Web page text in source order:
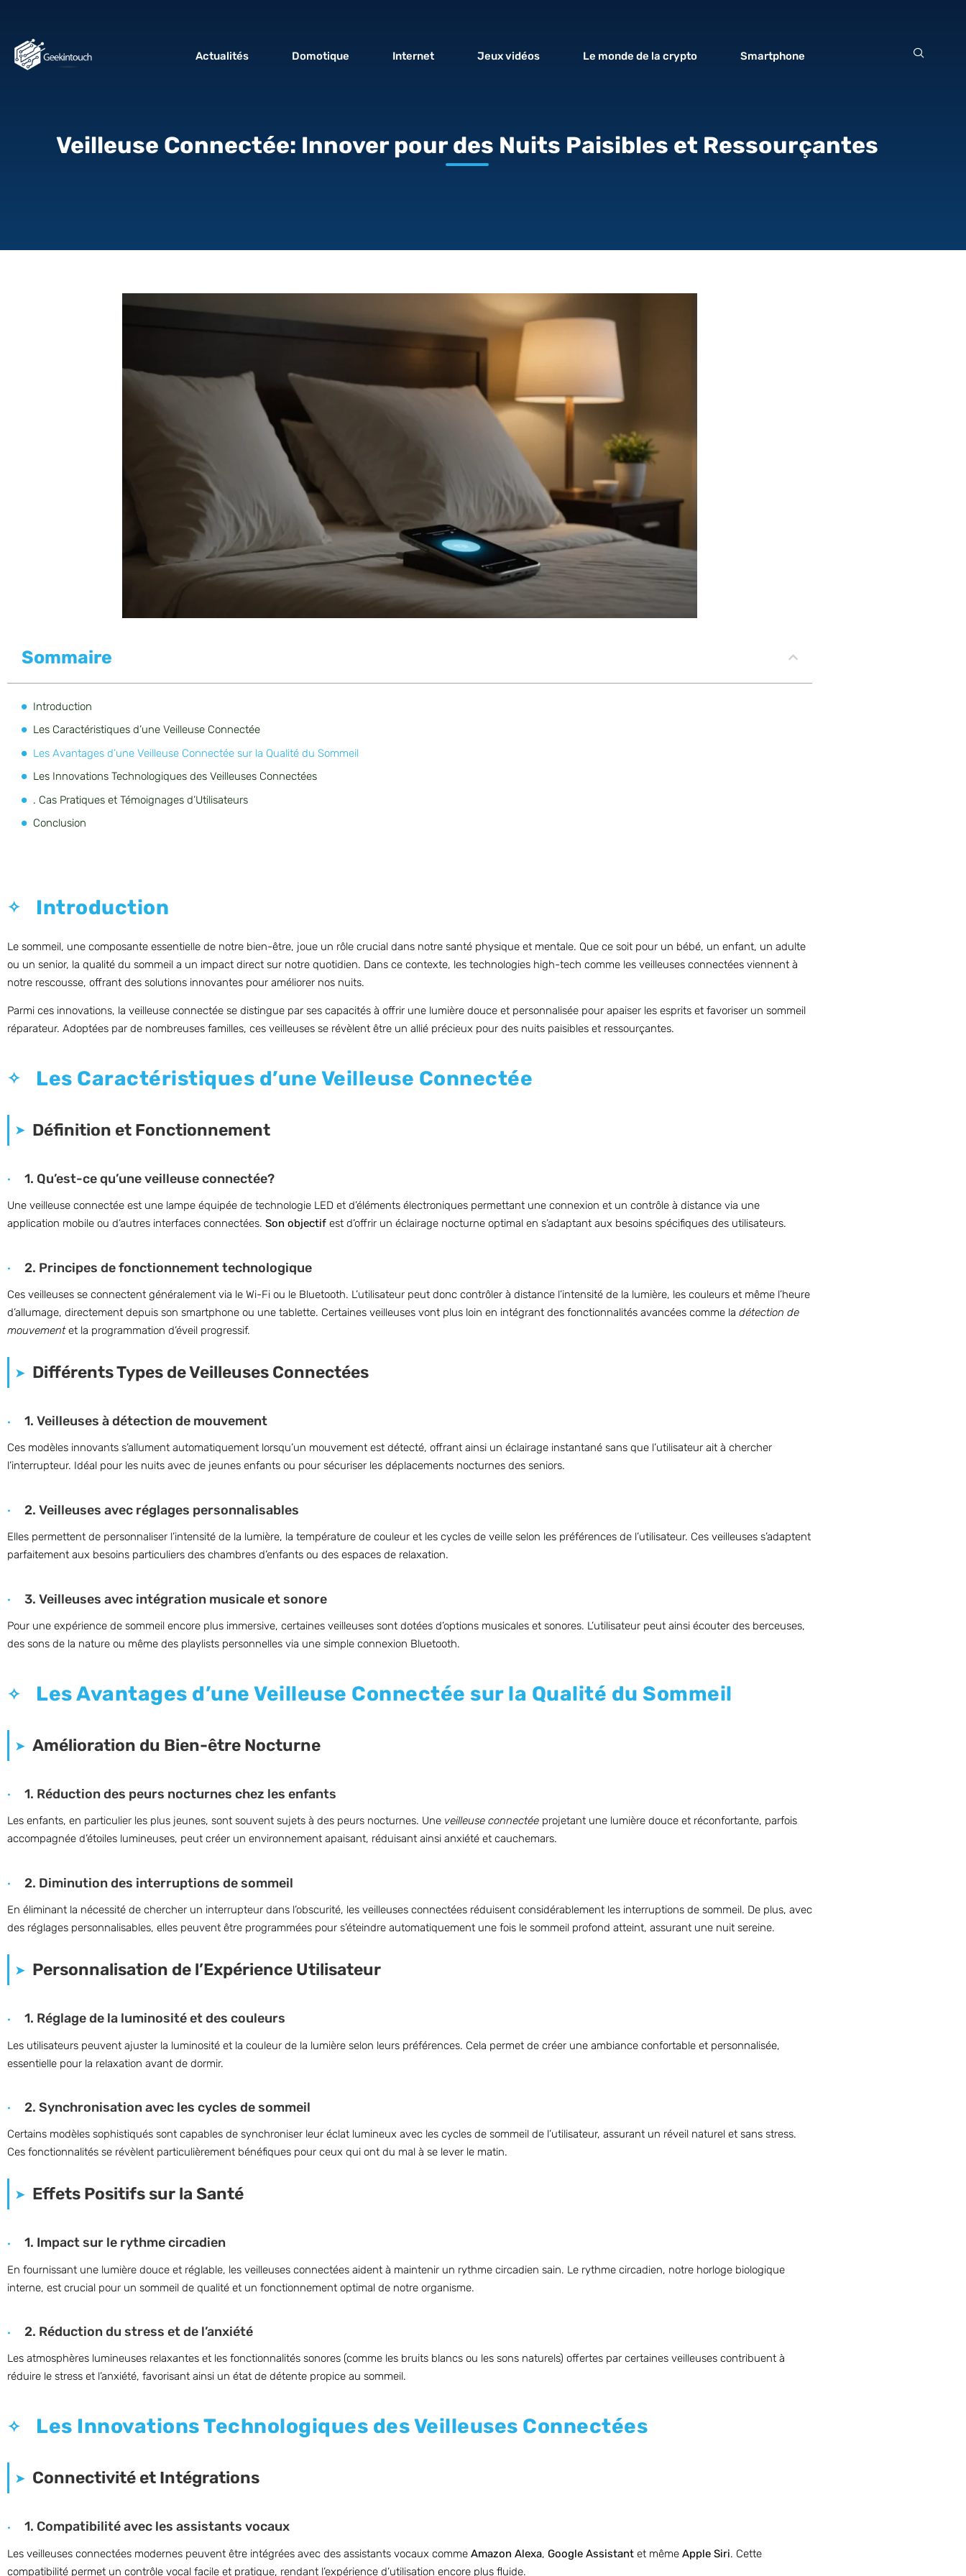
Actualités Domotique Internet Jeux vidéos Le monde de la crypto Smartphone
Veilleuse Connectée: Innover pour des Nuits Paisibles et Ressourçantes
Sommaire
Introduction
Les Caractéristiques d’une Veilleuse Connectée
Les Avantages d’une Veilleuse Connectée sur la Qualité du Sommeil
Les Innovations Technologiques des Veilleuses Connectées
. Cas Pratiques et Témoignages d’Utilisateurs
Conclusion
Introduction
Le sommeil, une composante essentielle de notre bien-être, joue un rôle crucial dans notre santé physique et mentale. Que ce soit pour un bébé, un enfant, un adulte
ou un senior, la qualité du sommeil a un impact direct sur notre quotidien. Dans ce contexte, les technologies high-tech comme les veilleuses connectées viennent à
notre rescousse, offrant des solutions innovantes pour améliorer nos nuits.
Parmi ces innovations, la veilleuse connectée se distingue par ses capacités à offrir une lumière douce et personnalisée pour apaiser les esprits et favoriser un sommeil
réparateur. Adoptées par de nombreuses familles, ces veilleuses se révèlent être un allié précieux pour des nuits paisibles et ressourçantes.
Les Caractéristiques d’une Veilleuse Connectée
Définition et Fonctionnement
1. Qu’est-ce qu’une veilleuse connectée?
Une veilleuse connectée est une lampe équipée de technologie LED et d’éléments électroniques permettant une connexion et un contrôle à distance via une
application mobile ou d’autres interfaces connectées. Son objectif est d’offrir un éclairage nocturne optimal en s’adaptant aux besoins spécifiques des utilisateurs.
2. Principes de fonctionnement technologique
Ces veilleuses se connectent généralement via le Wi-Fi ou le Bluetooth. L’utilisateur peut donc contrôler à distance l’intensité de la lumière, les couleurs et même l’heure
d’allumage, directement depuis son smartphone ou une tablette. Certaines veilleuses vont plus loin en intégrant des fonctionnalités avancées comme la détection de
mouvementet la programmation d’éveil progressif.
Différents Types de Veilleuses Connectées
1. Veilleuses à détection de mouvement
Ces modèles innovants s’allument automatiquement lorsqu’un mouvement est détecté, offrant ainsi un éclairage instantané sans que l’utilisateur ait à chercher
l’interrupteur. Idéal pour les nuits avec de jeunes enfants ou pour sécuriser les déplacements nocturnes des seniors.
2. Veilleuses avec réglages personnalisables
Elles permettent de personnaliser l’intensité de la lumière, la température de couleur et les cycles de veille selon les préférences de l’utilisateur. Ces veilleuses s’adaptent
parfaitement aux besoins particuliers des chambres d’enfants ou des espaces de relaxation.
3. Veilleuses avec intégration musicale et sonore
Pour une expérience de sommeil encore plus immersive, certaines veilleuses sont dotées d’options musicales et sonores. L’utilisateur peut ainsi écouter des berceuses,
des sons de la nature ou même des playlists personnelles via une simple connexion Bluetooth.
Les Avantages d’une Veilleuse Connectée sur la Qualité du Sommeil
Amélioration du Bien-être Nocturne
1. Réduction des peurs nocturnes chez les enfants
Les enfants, en particulier les plus jeunes, sont souvent sujets à des peurs nocturnes. Une veilleuse connectée projetant une lumière douce et réconfortante, parfois
accompagnée d’étoiles lumineuses, peut créer un environnement apaisant, réduisant ainsi anxiété et cauchemars.
2. Diminution des interruptions de sommeil
En éliminant la nécessité de chercher un interrupteur dans l’obscurité, les veilleuses connectées réduisent considérablement les interruptions de sommeil. De plus, avec
des réglages personnalisables, elles peuvent être programmées pour s’éteindre automatiquement une fois le sommeil profond atteint, assurant une nuit sereine.
Personnalisation de l’Expérience Utilisateur
1. Réglage de la luminosité et des couleurs
Les utilisateurs peuvent ajuster la luminosité et la couleur de la lumière selon leurs préférences. Cela permet de créer une ambiance confortable et personnalisée,
essentielle pour la relaxation avant de dormir.
2. Synchronisation avec les cycles de sommeil
Certains modèles sophistiqués sont capables de synchroniser leur éclat lumineux avec les cycles de sommeil de l’utilisateur, assurant un réveil naturel et sans stress.
Ces fonctionnalités se révèlent particulièrement bénéfiques pour ceux qui ont du mal à se lever le matin.
Effets Positifs sur la Santé
1. Impact sur le rythme circadien
En fournissant une lumière douce et réglable, les veilleuses connectées aident à maintenir un rythme circadien sain. Le rythme circadien, notre horloge biologique
interne, est crucial pour un sommeil de qualité et un fonctionnement optimal de notre organisme.
2. Réduction du stress et de l’anxiété
Les atmosphères lumineuses relaxantes et les fonctionnalités sonores (comme les bruits blancs ou les sons naturels) offertes par certaines veilleuses contribuent à
réduire le stress et l’anxiété, favorisant ainsi un état de détente propice au sommeil.
Les Innovations Technologiques des Veilleuses Connectées
Connectivité et Intégrations
1. Compatibilité avec les assistants vocaux
Les veilleuses connectées modernes peuvent être intégrées avec des assistants vocaux comme Amazon Alexa, Google Assistant et même Apple Siri. Cette
compatibilité permet un contrôle vocal facile et pratique, rendant l’expérience d’utilisation encore plus fluide.